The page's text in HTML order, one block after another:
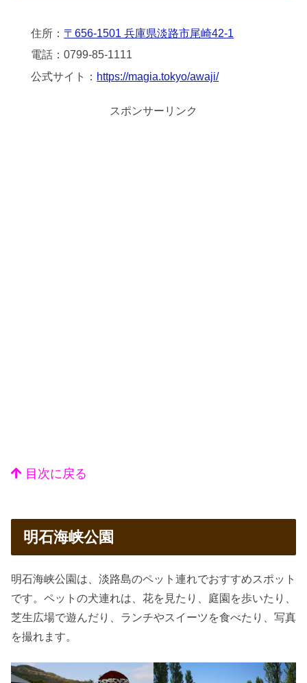
住所： 〒656-1501 兵庫県淡路市尾崎42-1
電話：0799-85-1111
公式サイト： https://magia.tokyo/awaji/
スポンサーリンク
目次に戻る
明石海峡公園
明石海峡公園は、淡路島のペット連れでおすすめスポット
です。ペットの犬連れは、花を見たり、庭園を歩いたり、
芝生広場で遊んだり、ランチやスイーツを食べたり、写真
を撮れます。